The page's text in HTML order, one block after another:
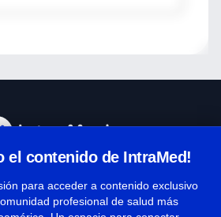
el contenido de IntraMed!
para acceder a contenido exclusivo
profesional de salud más